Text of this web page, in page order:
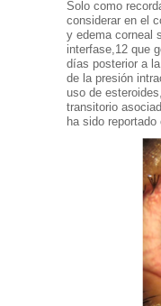
Solo como
considerar en el
y edema corneal
interfase,12 que
días posterior a
de la presión
uso de
transitorio
ha sido